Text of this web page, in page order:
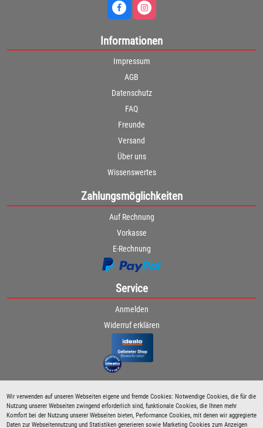
Wir verwenden auf unseren Webseiten eigene und fremde Cookies: Notwendige Cookies, die für die
Nutzung unserer Webseiten zwingend erforderlich sind, funktionale Cookies, die Ihnen mehr
Komfort bei der Nutzung unserer Webseiten bieten, Performance Cookies, mit denen wir aggregierte
Daten zur Webseitennutzung und Statistiken generieren sowie Marketing Cookies zum Anzeigen
Informationen
Impressum
AGB
Datenschutz
FAQ
Freunde
Versand
Über uns
Wissenswertes
Zahlungsmöglichkeiten
Auf Rechnung
Vorkasse
E-Rechnung
Service
Anmelden
Widerruf erklären
Newsletter